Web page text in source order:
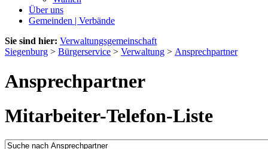
Über uns
Gemeinden | Verbände
Sie sind hier: Verwaltungsgemeinschaft
Siegenburg > Bürgerservice > Verwaltung > Ansprechpartner
Ansprechpartner
Mitarbeiter-Telefon-Liste